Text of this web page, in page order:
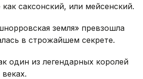
саксонский, или мейсенский.
земля» превзошла
в строжайшем секрете.
один из легендарных королей